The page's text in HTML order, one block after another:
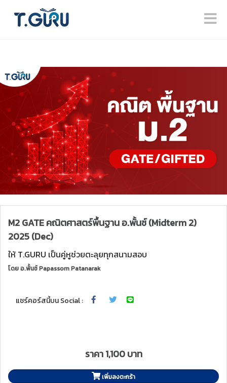
M2 GATE คณิตศาสตร์พื้นฐาน อ.พั้นช์ (Midterm 2)
2025 (Dec)
ให้ T.GURU เป็นคู่หูช่วยตะลุยทุกสนามสอบ
โดยอ.พั้นช์ Papassorn Patanarak
แชร์คอร์สนี้บน Social :
ราคา 1,100 บาท
เพิ่มลงตะกร้า